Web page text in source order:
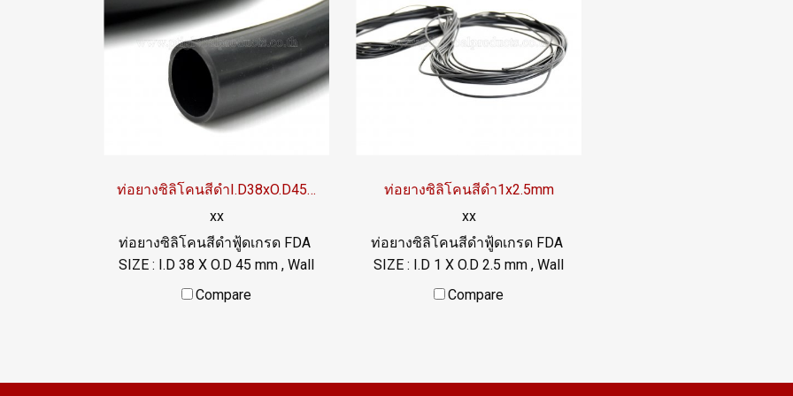
temperature -70 to +220 °C /
Tel : 022577145 MB :
0982539956 / E-mail :
info@ptigroups.com / Line OA :
@PTIGLOBAL
temperature -70 to +220 °C /
Tel : 022577145 MB :
0982539956 / E-mail :
info@ptigroups.com / Line OA :
ท่อยางซิลิโคนสีดำI.D38xO.D45 mm
xx
ท่อยางซิลิโคนสีดำฟู้ดเกรด FDA
SIZE : I.D 38 X O.D 45 mm , Wall
Thickness : 3.5 mm ผลิตและ
Compare
ท่อยางซิลิโคนสีดำ1x2.5mm
xx
ท่อยางซิลิโคนสีดำฟู้ดเกรด FDA
SIZE : I.D 1 X O.D 2.5 mm , Wall
Thickness : 0.75 mm ผลิตและ
Compare